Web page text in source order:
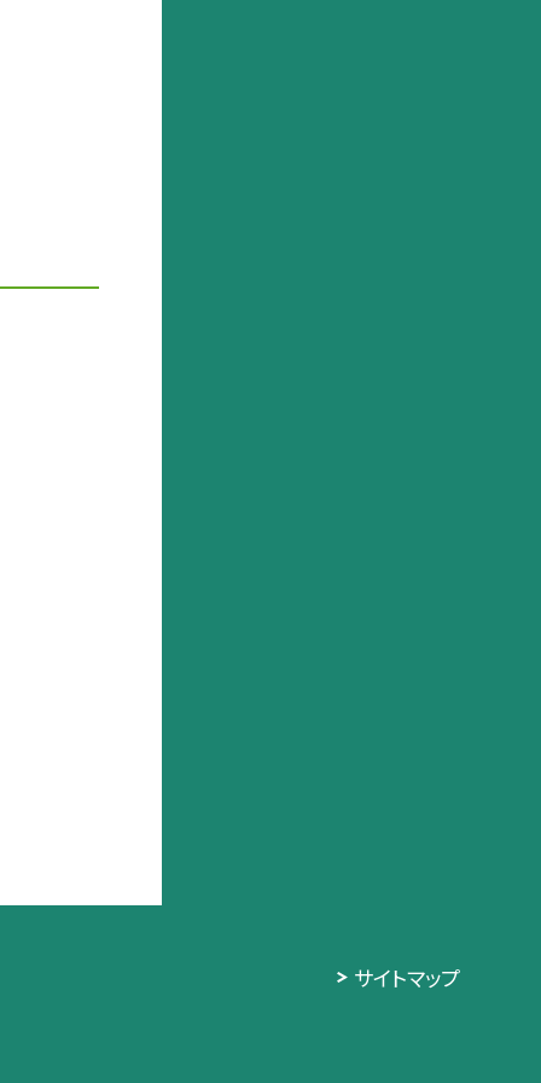
サイトマップ